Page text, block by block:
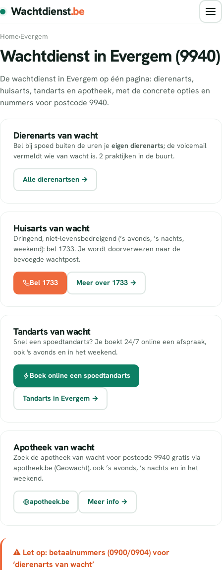
Wachtdienst.be
Home›Evergem
Wachtdienst in Evergem (9940)
De wachtdienst in Evergem op één pagina: dierenarts,
huisarts, tandarts en apotheek, met de concrete opties en
nummers voor postcode 9940.
Dierenarts van wacht
Bel bij spoed buiten de uren je eigen dierenarts; de voicemail
vermeldt wie van wacht is. 2 praktijken in de buurt.
Alle dierenartsen →
Huisarts van wacht
Dringend, niet-levensbedreigend (’s avonds, ’s nachts,
weekend): bel 1733. Je wordt doorverwezen naar de
bevoegde wachtpost.
Bel 1733 Meer over 1733 →
Tandarts van wacht
Snel een spoedtandarts? Je boekt 24/7 online een afspraak,
ook 's avonds en in het weekend.
Boek online een spoedtandarts
Tandarts in Evergem →
Apotheek van wacht
Zoek de apotheek van wacht voor postcode 9940 gratis via
apotheek.be (Geowacht), ook ’s avonds, ’s nachts en in het
weekend.
apotheek.be Meer info →
⚠ Let op: betaalnummers (0900/0904) voor
‘dierenarts van wacht’